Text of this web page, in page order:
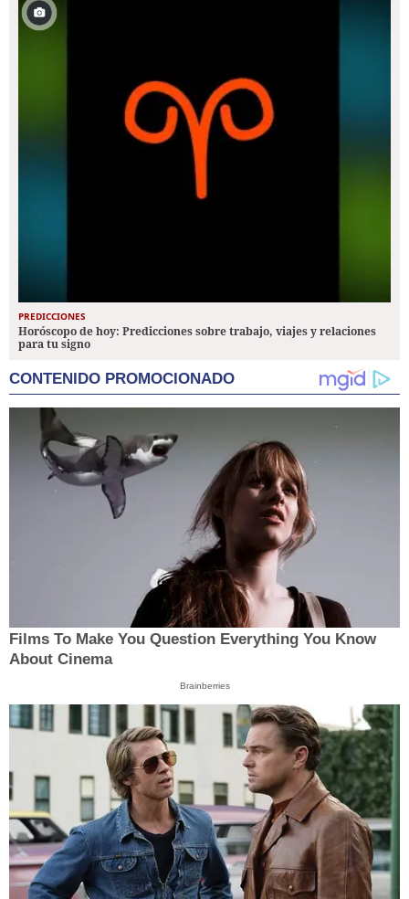
PREDICCIONES
Horóscopo de hoy: Predicciones sobre trabajo, viajes y relaciones
para tu signo
CONTENIDO PROMOCIONADO
Films To Make You Question Everything You Know
About Cinema
Brainberries